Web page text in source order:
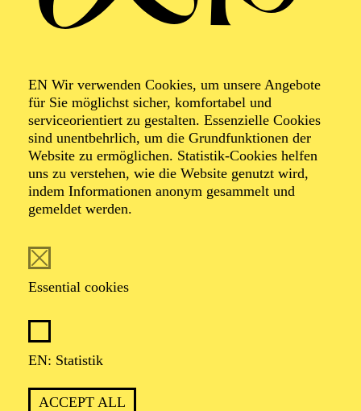
EN Wir verwenden Cookies, um unsere Angebote
für Sie möglichst sicher, komfortabel und
serviceorientiert zu gestalten. Essenzielle Cookies
sind unentbehrlich, um die Grundfunktionen der
Website zu ermöglichen. Statistik-Cookies helfen
uns zu verstehen, wie die Website genutzt wird,
indem Informationen anonym gesammelt und
gemeldet werden.
Essential cookies
EN: Statistik
ACCEPT ALL
Alfried Krupp Saal
Organiser: Theater-, Konzert- u. Gastspieldirektion OTTO
HOFNER GMBH
TICKETS
55,20 52,70€
EN: SCHAUSPIEL ESSEN
05.09.2026
19:30 - 21:30
BLICK AUF DEN IRAN –
STIMMEN ZUR AKTUELLEN
LAGE